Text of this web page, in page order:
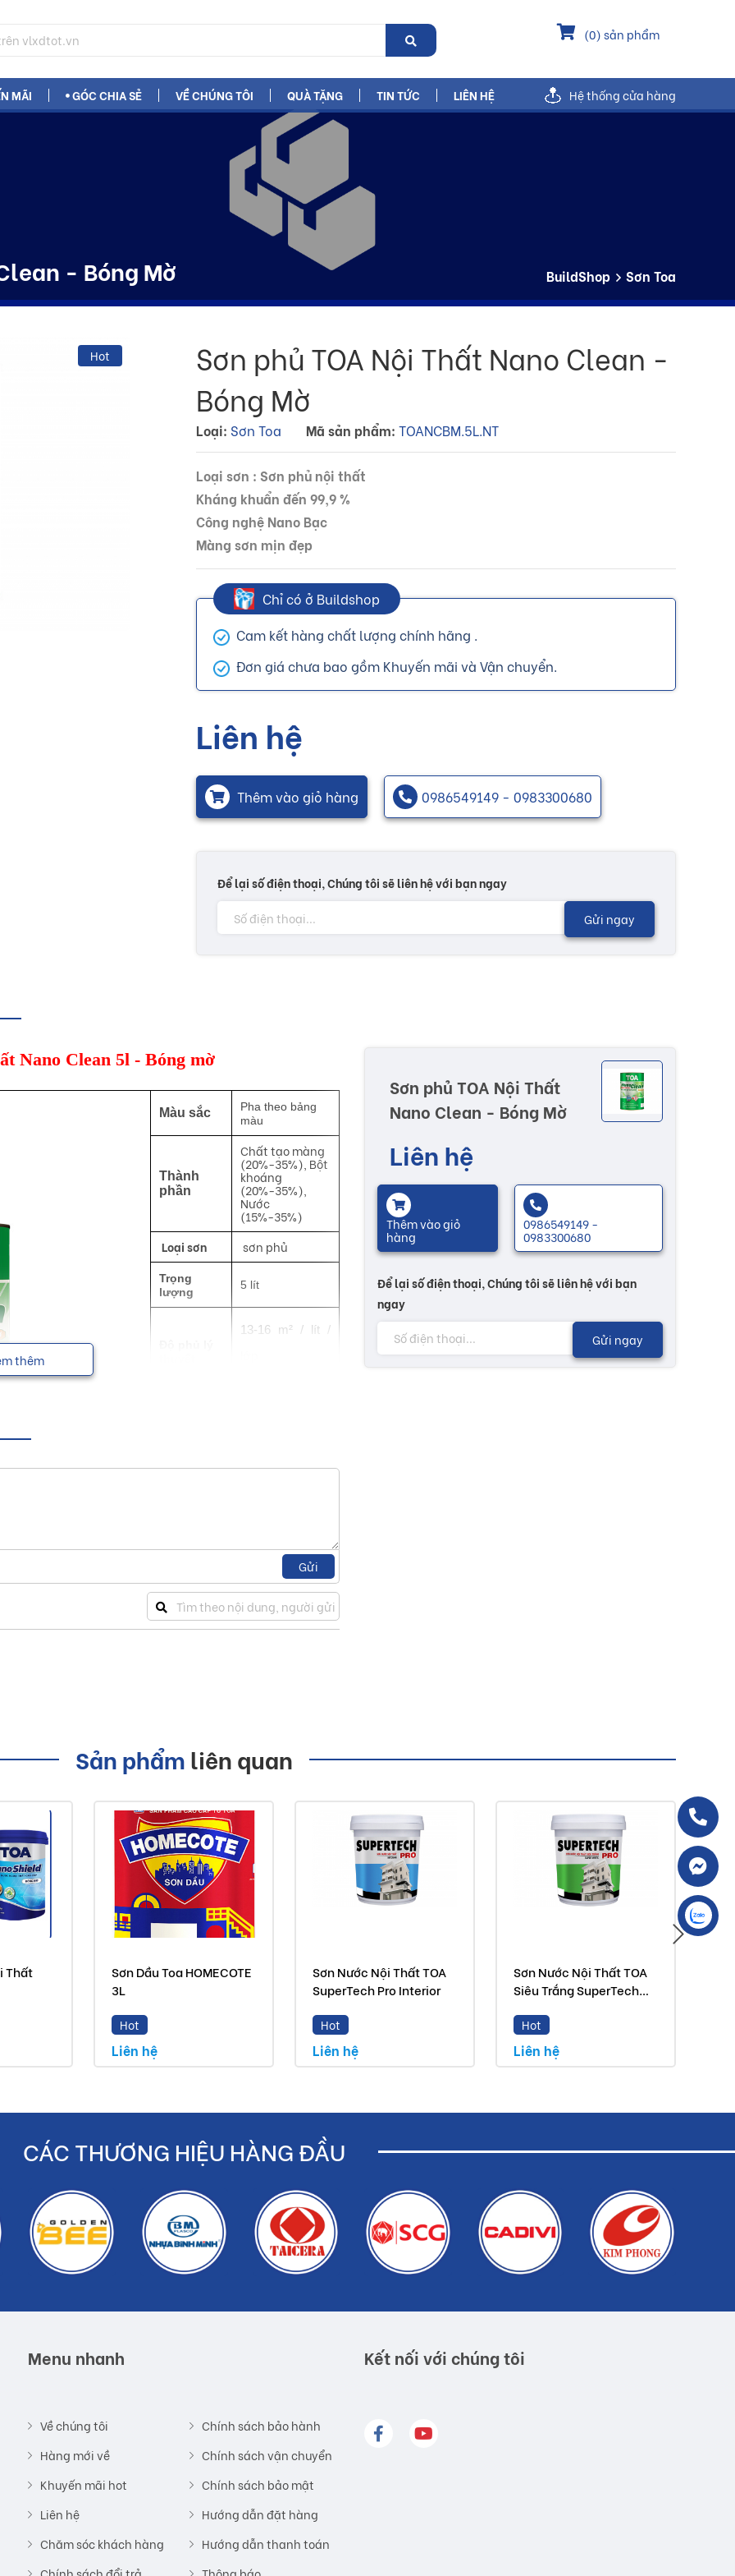
(0) sản phẩm
MÃI GÓC CHIA SẺ VỀ CHÚNG TÔI QUÀ TẶNG TIN TỨC LIÊN HỆ Hệ thống cửa hàng
- Bóng Mờ BuildShop Sơn Toa
Hot
Sơn phủ TOA Nội Thất Nano Clean -
Bóng Mờ
Loại: Sơn Toa Mã sản phẩm: TOANCBM.5L.NT
Loại sơn : Sơn phủ nội thất
Kháng khuẩn đến 99,9 %
Công nghệ Nano Bạc
Màng sơn mịn đẹp
Chỉ có ở Buildshop
Cam kết hàng chất lượng chính hãng .
Đơn giá chưa bao gồm Khuyến mãi và Vận chuyển.
Liên hệ
Thêm vào giỏ hàng 0986549149 - 0983300680
Để lại số điện thoại, Chúng tôi sẽ liên hệ với bạn ngay
Gửi ngay
Nano Clean 5l - Bóng mờ
Màu sắc
Pha theo bảng
màu
Thành
phần
Chất tạo màng
(20%-35%), Bột
khoáng
(20%-35%),
Nước
(15%-35%)
Loại sơn
sơn phủ
Trọng
lượng
5 lít
13-16 m² / lít /
cụ bằng nước
sạch sau khi sử
5 lít Bóng mờ - Nội Thất
thích hợp cho việc trang trí nội thất trên các bề mặt mới
yêu cầu cao về vệ sinh như: khách sạn, nhà hàng, bệnh
so với thực tế do công nghệ chụp hình và ánh sáng.
hàng
thêm
Gửi
Sơn phủ TOA Nội Thất
Nano Clean - Bóng Mờ
Liên hệ
Thêm vào giỏ
hàng
0986549149 -
0983300680
Để lại số điện thoại, Chúng tôi sẽ liên hệ với bạn
ngay
Gửi ngay
Sản phẩm liên quan
Thất
Sơn Dầu Toa HOMECOTE
3L
Hot
Liên hệ
Sơn Nước Nội Thất TOA
SuperTech Pro Interior
Hot
Liên hệ
Sơn Nước Nội Thất TOA
Siêu Trắng SuperTech
Hot
Liên hệ
CÁC THƯƠNG HIỆU HÀNG ĐẦU
Menu nhanh
Về chúng tôi
Hàng mới về
Khuyến mãi hot
Liên hệ
Chăm sóc khách hàng
Chính sách bảo hành
Chính sách vận chuyển
Chính sách bảo mật
Hướng dẫn đặt hàng
Hướng dẫn thanh toán
Kết nối với chúng tôi